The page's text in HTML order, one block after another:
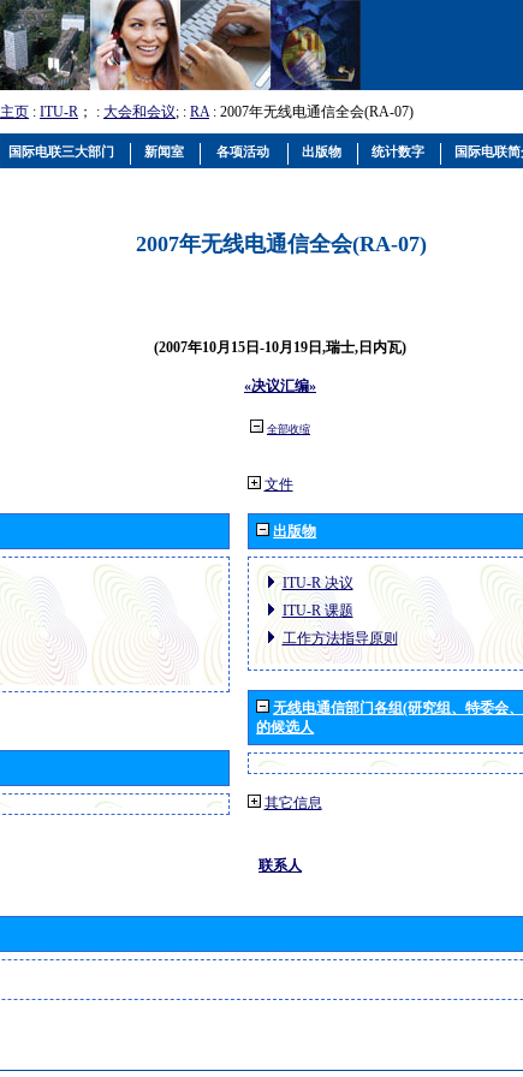
主页 : ITU-R ； : 大会和会议; : RA: 2007年无线电通信全会(RA-07)
2007年无线电通信全会(RA-07)
(2007年10月15日-10月19日,瑞士,日内瓦)
«决议汇编»
全部收缩
文件
出版物
ITU-R 决议
ITU-R 课题
工作方法指导原则
无线电通信部门各组(研究组、特委会
的候选人
其它信息
联系人
国际电联三大部门 新闻室 各项活动 出版物 统计数字 国际电联简